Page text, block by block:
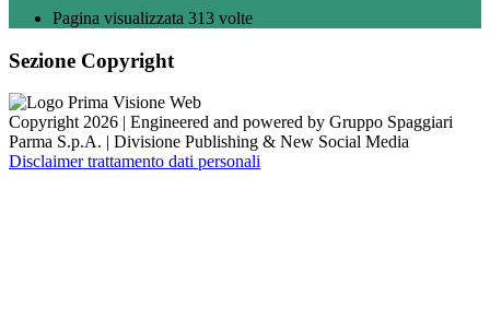
Pagina visualizzata 313 volte
Sezione Copyright
Copyright 2026 | Engineered and powered by Gruppo Spaggiari
Parma S.p.A. | Divisione Publishing & New Social Media
Disclaimer trattamento dati personali